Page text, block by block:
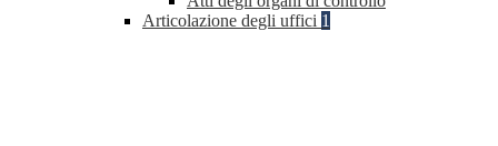
Articolazione degli uffici 1